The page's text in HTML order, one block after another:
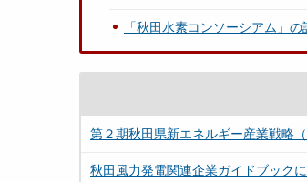
「秋田水素コンソーシアム」
第２期秋田県新エネルギー産業戦略
秋田風力発電関連企業ガイドブック